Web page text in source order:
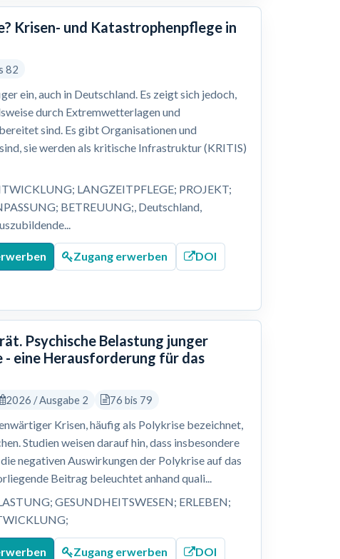
Krisen- und Katastrophenpflege in
82
ein, auch in Deutschland. Es zeigt sich jedoch,
durch Extremwetterlagen und
sind. Es gibt Organisationen und
sie werden als kritische Infrastruktur (KRITIS)
LANGZEITPFLEGE; PROJEKT;
BETREUUNG;, Deutschland,
Zugang erwerben DOI
Psychische Belastung junger
eine Herausforderung für das
2026 / Ausgabe 2 76 bis 79
Krisen, häufig als Polykrise bezeichnet,
Studien weisen darauf hin, dass insbesondere
negativen Auswirkungen der Polykrise auf das
Beitrag beleuchtet anhand quali...
GESUNDHEITSWESEN; ERLEBEN;
Zugang erwerben DOI